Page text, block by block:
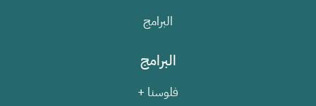
البرامج
البرامج
فلوسنا +